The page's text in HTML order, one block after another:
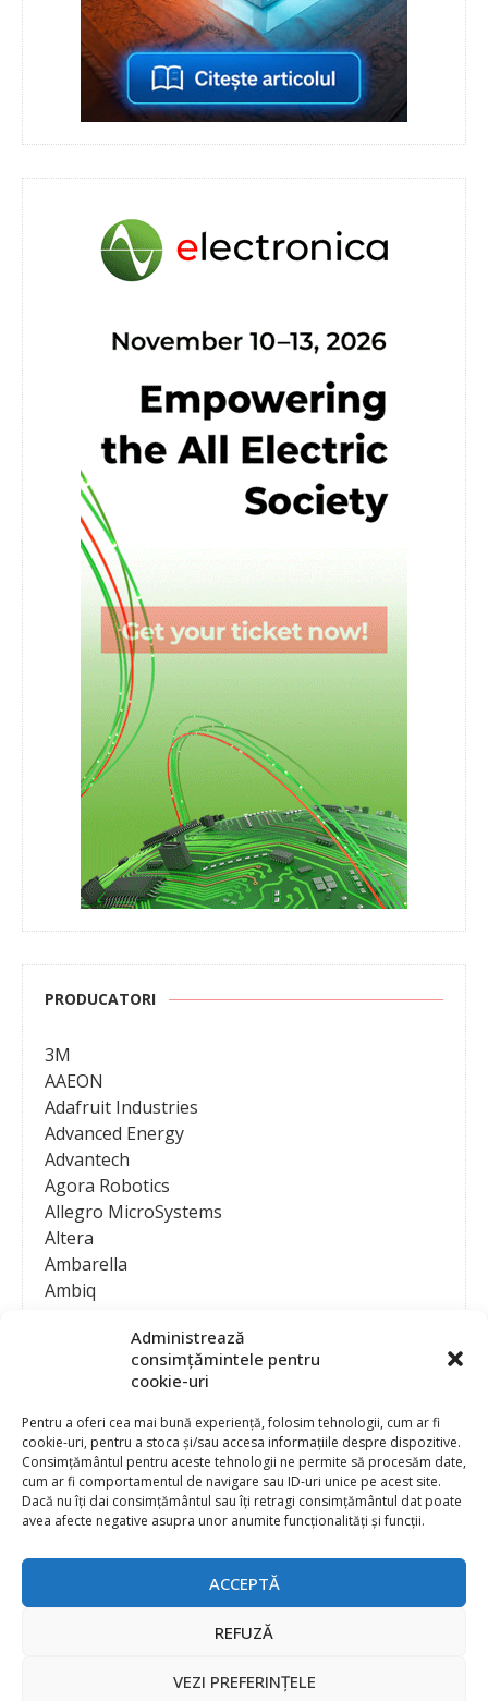
Administrează
consimțămintele pentru
cookie-uri
Pentru a oferi cea mai bună experiență, folosim tehnologii, cum ar fi
cookie-uri, pentru a stoca și/sau accesa informațiile despre dispozitive.
Consimțământul pentru aceste tehnologii ne permite să procesăm date,
cum ar fi comportamentul de navigare sau ID-uri unice pe acest site.
Dacă nu îți dai consimțământul sau îți retragi consimțământul dat poate
avea afecte negative asupra unor anumite funcționalități și funcții.
ACCEPTĂ
REFUZĂ
VEZI PREFERINȚELE
PRODUCATORI
3M
AAEON
Adafruit Industries
Advanced Energy
Advantech
Agora Robotics
Allegro MicroSystems
Altera
Ambarella
Ambiq
Analog Devices
Anritsu Corporation
Ansys
APS
Arduino
Arm
Asentics
ATEN International
ATTEND Technology
Contact
Publicitate
Abonament la revista “Electronica Azi”